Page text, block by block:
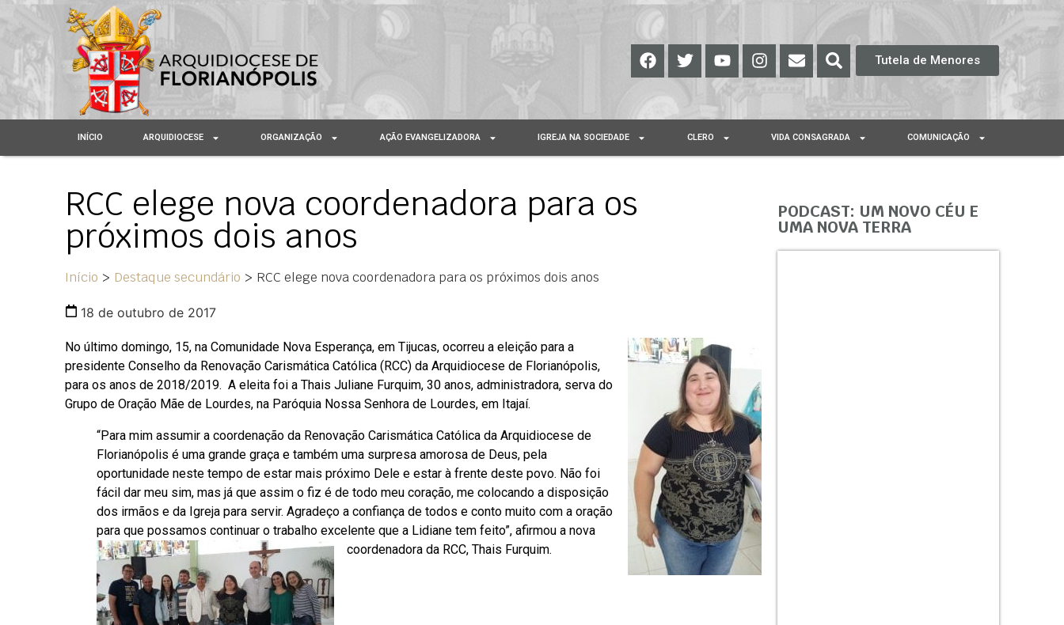
Tutela de Menores
INÍCIO ARQUIDIOCESE ORGANIZAÇÃO AÇÃO EVANGELIZADORA IGREJA NA SOCIEDADE CLERO VIDA CONSAGRADA COMUNICAÇÃO
RCC elege nova coordenadora para os
próximos dois anos
Início > Destaque secundário > RCC elege nova coordenadora para os próximos dois anos
18 de outubro de 2017
No último domingo, 15, na Comunidade Nova Esperança, em Tijucas, ocorreu a eleição para a
presidente Conselho da Renovação Carismática Católica (RCC) da Arquidiocese de Florianópolis,
para os anos de 2018/2019. A eleita foi a Thais Juliane Furquim, 30 anos, administradora, serva do
Grupo de Oração Mãe de Lourdes, na Paróquia Nossa Senhora de Lourdes, em Itajaí.
“Para mim assumir a coordenação da Renovação Carismática Católica da Arquidiocese de
Florianópolis é uma grande graça e também uma surpresa amorosa de Deus, pela
oportunidade neste tempo de estar mais próximo Dele e estar à frente deste povo. Não foi
fácil dar meu sim, mas já que assim o fiz é de todo meu coração, me colocando a disposição
dos irmãos e da Igreja para servir. Agradeço a confiança de todos e conto muito com a oração
para que possamos continuar o trabalho excelente que a Lidiane tem feito”, afirmou a nova
coordenadora da RCC, Thais Furquim.
PODCAST: UM NOVO CÉU E
UMA NOVA TERRA